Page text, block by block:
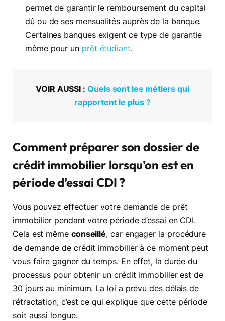
permet de garantir le remboursement du capital
dû ou de ses mensualités auprès de la banque.
Certaines banques exigent ce type de garantie
même pour un prêt étudiant.
VOIR AUSSI :Quels sont les métiers qui
rapportent le plus ?
Comment préparer son dossier de
crédit immobilier lorsqu’on est en
période d’essai CDI ?
Vous pouvez effectuer votre demande de prêt
immobilier pendant votre période d’essai en CDI.
Cela est même conseillé, car engager la procédure
de demande de crédit immobilier à ce moment peut
vous faire gagner du temps. En effet, la durée du
processus pour obtenir un crédit immobilier est de
30 jours au minimum. La loi a prévu des délais de
rétractation, c’est ce qui explique que cette période
soit aussi longue.